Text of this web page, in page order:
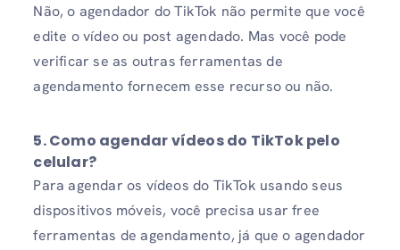
Não, o agendador do TikTok não permite que você
edite o vídeo ou post agendado. Mas você pode
verificar se as outras ferramentas de
agendamento fornecem esse recurso ou não.
5. Como agendar vídeos do TikTok pelo
celular?
Para agendar os vídeos do TikTok usando seus
dispositivos móveis, você precisa usar free
ferramentas de agendamento, já que o agendador